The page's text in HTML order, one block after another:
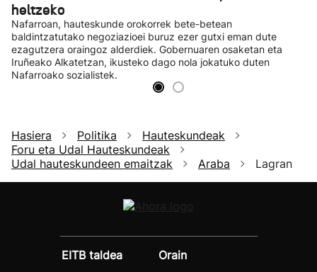
heltzeko
Nafarroan, hauteskunde orokorrek bete-betean
baldintzatutako negoziazioei buruz ezer gutxi eman dute
ezagutzera oraingoz alderdiek. Gobernuaren osaketan eta
Iruñeako Alkatetzan, ikusteko dago nola jokatuko duten
Nafarroako sozialistek.
Hasiera Politika
Hauteskundeak
Foru eta Udal Hauteskundeak
Udal hauteskundeen emaitzak
Araba Lagran
EITB taldea
Orain